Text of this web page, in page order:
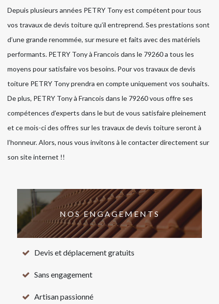
Depuis plusieurs années PETRY Tony est compétent pour tous
vos travaux de devis toiture qu’il entreprend. Ses prestations sont
d’une grande renommée, sur mesure et faits avec des matériels
performants. PETRY Tony à Francois dans le 79260 a tous les
moyens pour satisfaire vos besoins. Pour vos travaux de devis
toiture PETRY Tony prendra en compte uniquement vos souhaits.
De plus, PETRY Tony à Francois dans le 79260 vous offre ses
compétences d’experts dans le but de vous satisfaire pleinement
et ce mois-ci des offres sur les travaux de devis toiture seront à
l’honneur. Alors, nous vous invitons à le contacter directement sur
son site internet !!
NOS ENGAGEMENTS
Devis et déplacement gratuits
Sans engagement
Artisan passionné